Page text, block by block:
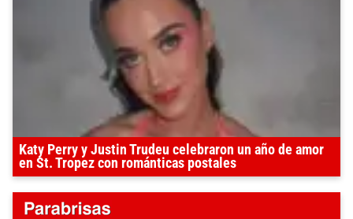
Katy Perry y Justin Trudeu celebraron un año de amor
en St. Tropez con románticas postales